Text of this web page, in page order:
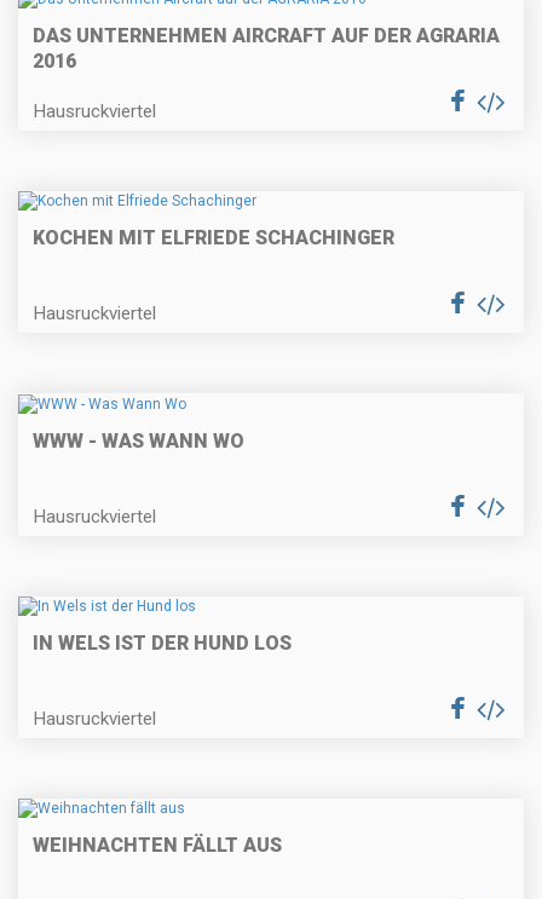
DAS UNTERNEHMEN AIRCRAFT AUF DER AGRARIA
2016
Hausruckviertel
KOCHEN MIT ELFRIEDE SCHACHINGER
Hausruckviertel
WWW - WAS WANN WO
Hausruckviertel
IN WELS IST DER HUND LOS
Hausruckviertel
WEIHNACHTEN FÄLLT AUS